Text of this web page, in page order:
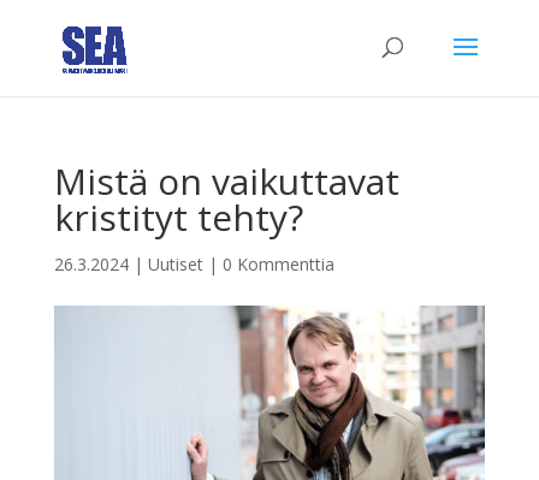
Mistä on vaikuttavat
kristityt tehty?
26.3.2024| Uutiset| 0 Kommenttia